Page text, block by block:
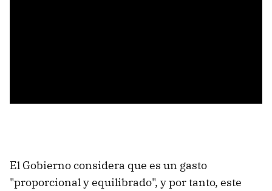
El Gobierno considera que es un gasto
"proporcional y equilibrado", y por tanto, este